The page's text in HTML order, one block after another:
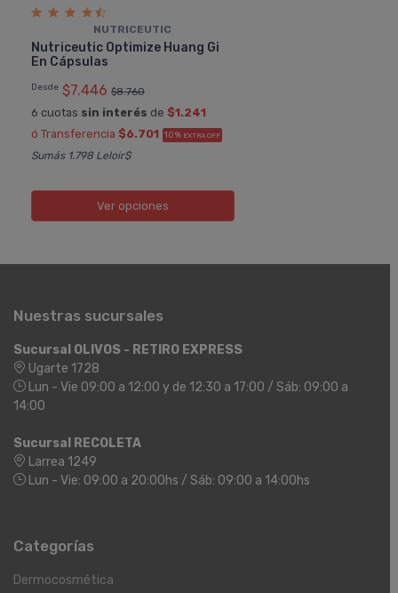
NUTRICEUTIC
Nutriceutic Optimize Huang Gi
En Cápsulas
Desde $7.446 $8.760
6 cuotas sin interés de $1.241
ó Transferencia $6.701 10% EXTRA OFF
Sumás 1.798 Leloir$
Ver opciones
Nuestras sucursales
Sucursal OLIVOS - RETIRO EXPRESS
Ugarte 1728
Lun - Vie 09:00 a 12:00 y de 12:30 a 17:00 / Sáb: 09:00 a
14:00
Sucursal RECOLETA
Larrea 1249
Lun - Vie: 09:00 a 20:00hs / Sáb: 09:00 a 14:00hs
Categorías
Dermocosmética